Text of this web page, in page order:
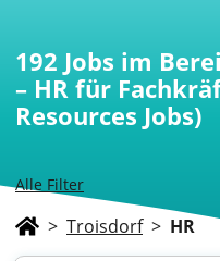
Alle Filter
192 Jobs im
– HR für
Resources Jobs)
> Troisdorf > HR